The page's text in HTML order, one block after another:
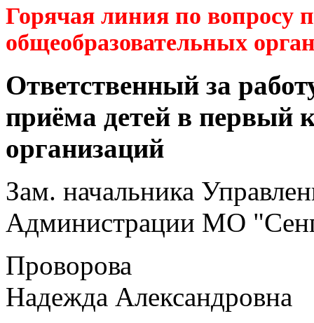
Горячая линия по вопросу
общеобразовательных
Ответственный за
приёма детей в первый
организаций
Зам. начальника
Администрации МО
Проворова
Надежда Александровна